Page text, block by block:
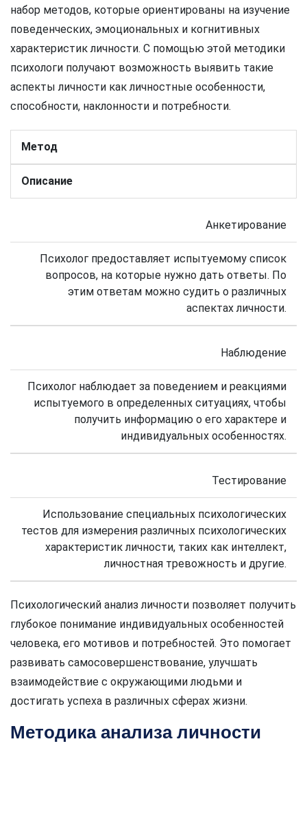
набор методов, которые ориентированы на изучение
поведенческих, эмоциональных и когнитивных
характеристик личности. С помощью этой методики
психологи получают возможность выявить такие
аспекты личности как личностные особенности,
способности, наклонности и потребности.
Метод
Описание
Анкетирование
Психолог предоставляет испытуемому список
вопросов, на которые нужно дать ответы. По
этим ответам можно судить о различных
аспектах личности.
Наблюдение
Психолог наблюдает за поведением и реакциями
испытуемого в определенных ситуациях, чтобы
получить информацию о его характере и
индивидуальных особенностях.
Тестирование
Использование специальных психологических
тестов для измерения различных психологических
характеристик личности, таких как интеллект,
личностная тревожность и другие.
Психологический анализ личности позволяет получить
глубокое понимание индивидуальных особенностей
человека, его мотивов и потребностей. Это помогает
развивать самосовершенствование, улучшать
взаимодействие с окружающими людьми и
достигать успеха в различных сферах жизни.
Методика анализа личности